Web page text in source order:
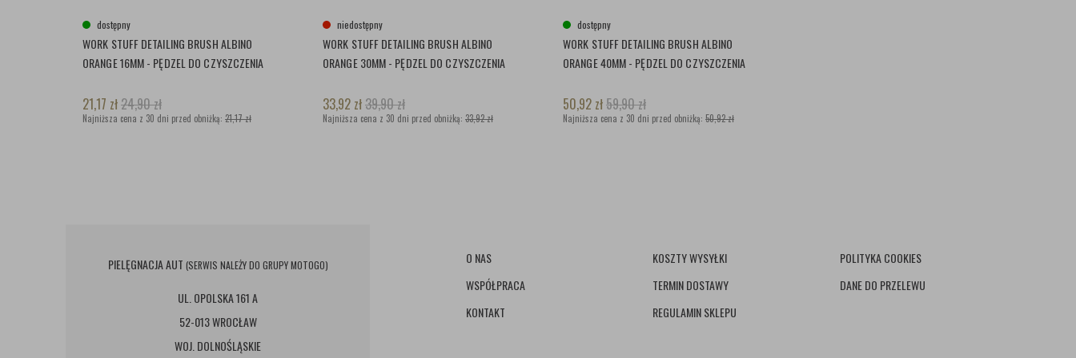
dostępny
WORK STUFF DETAILING BRUSH ALBINO
ORANGE 16MM - PĘDZEL DO CZYSZCZENIA
21,17 zł24,90zł
Najniższa cena z 30 dni przed obniżką: 21,17 zł
niedostępny
WORK STUFF DETAILING BRUSH ALBINO
ORANGE 30MM - PĘDZEL DO CZYSZCZENIA
33,92 zł39,90zł
Najniższa cena z 30 dni przed obniżką: 33,92 zł
dostępny
WORK STUFF DETAILING BRUSH ALBINO
ORANGE 40MM - PĘDZEL DO CZYSZCZENIA
50,92 zł59,90zł
Najniższa cena z 30 dni przed obniżką: 50,92 zł
PIELĘGNACJA AUT (SERWIS NALEŻY DO GRUPY MOTOGO)
UL. OPOLSKA 161 A
52-013 WROCŁAW
WOJ. DOLNOŚLĄSKIE
O NAS
WSPÓŁPRACA
KONTAKT
KOSZTY WYSYŁKI
TERMIN DOSTAWY
REGULAMIN SKLEPU
POLITYKA COOKIES
DANE DO PRZELEWU